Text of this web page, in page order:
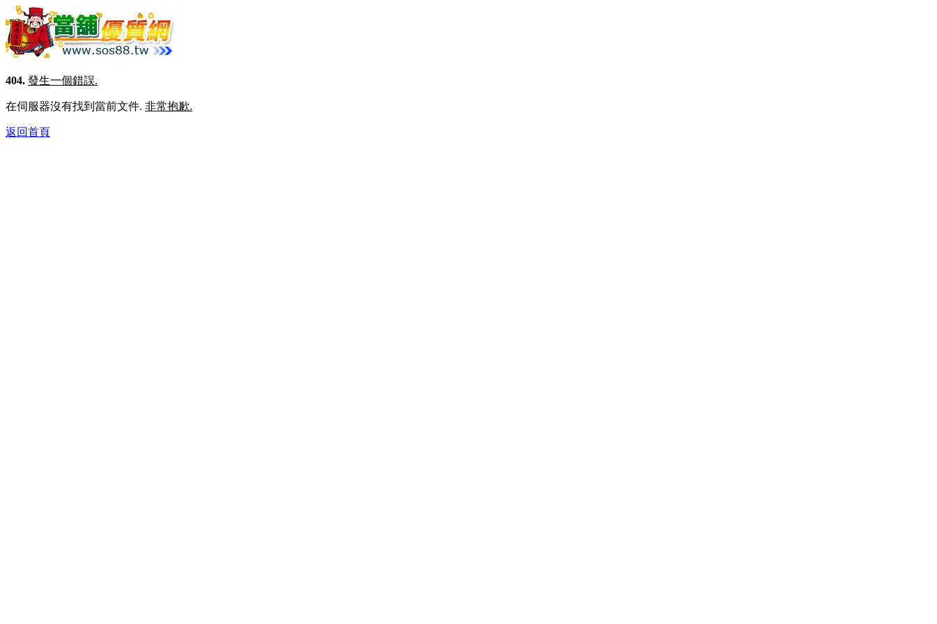
404. 發生一個錯誤.
在伺服器沒有找到當前文件. 非常抱歉.
返回首頁